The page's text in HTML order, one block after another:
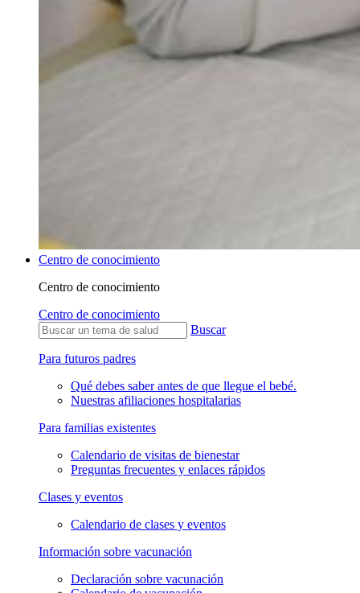
Centro de conocimiento
Centro de conocimiento
Centro de conocimiento
Buscar
Para futuros padres
Qué debes saber antes de que llegue el bebé.
Nuestras afiliaciones hospitalarias
Para familias existentes
Calendario de visitas de bienestar
Preguntas frecuentes y enlaces rápidos
Clases y eventos
Calendario de clases y eventos
Información sobre vacunación
Declaración sobre vacunación